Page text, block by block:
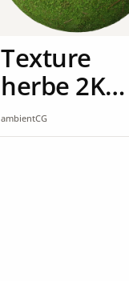
Texture
herbe 2K
seamless
ambientCG